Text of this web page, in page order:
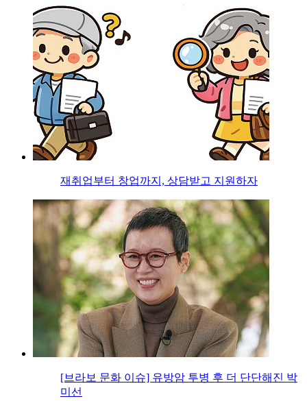
재취업부터 창업까지, 상담받고 지원하자
[브라보 문화 이슈] 유방암 투병 후 더 단단해진 박
미선